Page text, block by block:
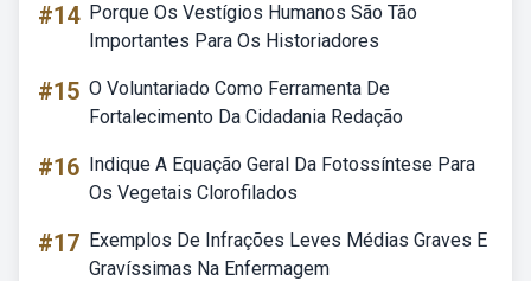
#14 Porque Os Vestígios Humanos São Tão
Importantes Para Os Historiadores
#15 O Voluntariado Como Ferramenta De
Fortalecimento Da Cidadania Redação
#16 Indique A Equação Geral Da Fotossíntese Para
Os Vegetais Clorofilados
#17 Exemplos De Infrações Leves Médias Graves E
Gravíssimas Na Enfermagem